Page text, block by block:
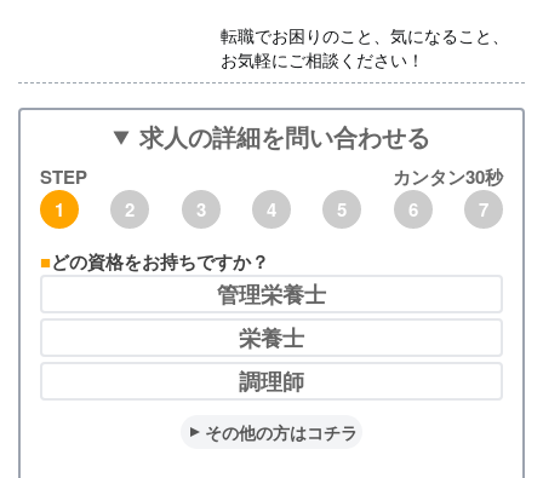
転職でお困りのこと、気になること、
お気軽にご相談ください！
求人の詳細を問い合わせる
STEP
カンタン30秒
1
2 3 4 5 6
7
どの資格をお持ちですか？
管理栄養士
栄養士
調理師
その他の方はコチラ